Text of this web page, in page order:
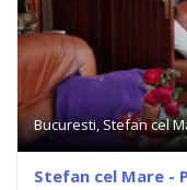
Bucuresti, Stefan cel
Stefan cel Mare -